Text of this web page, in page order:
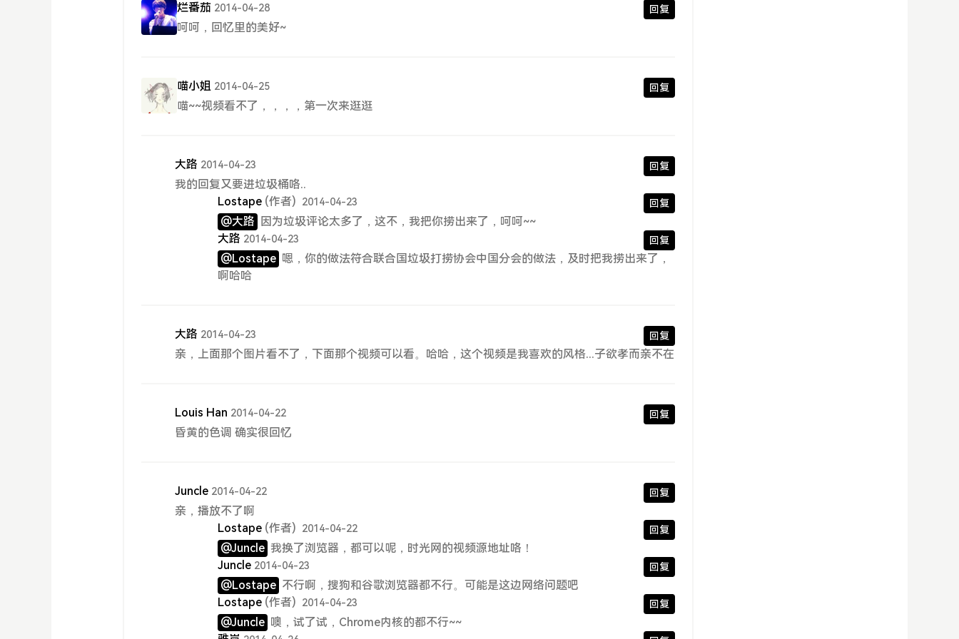
烂番茄 2014-04-28 回复
呵呵，回忆里的美好~
喵小姐 2014-04-25 回复
喵~~视频看不了，，，，第一次来逛逛
大路 2014-04-23 回复
我的回复又要进垃圾桶咯..
Lostape (作者) 2014-04-23 回复
@大路
因为垃圾评论太多了，这不，我把你捞出来了，呵呵~~
大路 2014-04-23 回复
@Lostape 嗯，你的做法符合联合国垃圾打捞协会中国分会的做法，及时把我捞出来了，
啊哈哈
大路 2014-04-23 回复
亲，上面那个图片看不了，下面那个视频可以看。哈哈，这个视频是我喜欢的风格...子欲孝而亲不在
Louis Han 2014-04-22 回复
昏黄的色调 确实很回忆
Juncle 2014-04-22 回复
亲，播放不了啊
Lostape (作者) 2014-04-22 回复
@Juncle 我换了浏览器，都可以呢，时光网的视频源地址咯！
Juncle 2014-04-23 回复
@Lostape 不行啊，搜狗和谷歌浏览器都不行。可能是这边网络问题吧
Lostape (作者) 2014-04-23 回复
@Juncle 噢，试了试，Chrome内核的都不行~~